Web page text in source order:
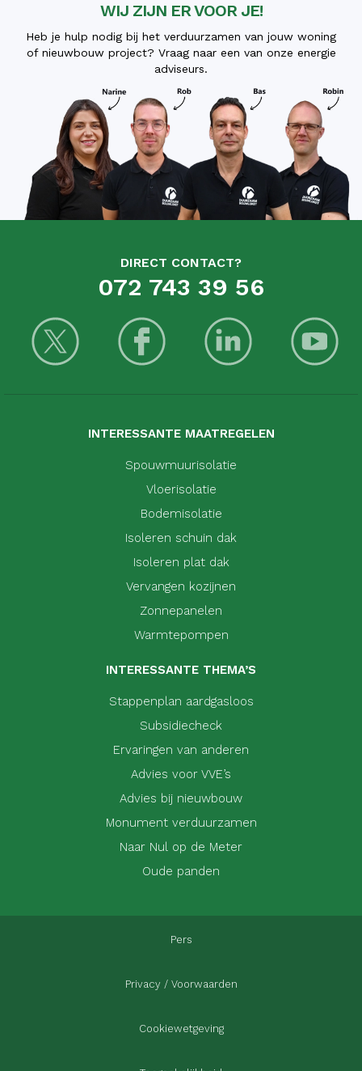
WIJ ZIJN ER VOOR JE!
Heb je hulp nodig bij het verduurzamen van jouw woning
of nieuwbouw project? Vraag naar een van onze energie
adviseurs.
DIRECT CONTACT?
072 743 39 56
INTERESSANTE MAATREGELEN
Spouwmuurisolatie
Vloerisolatie
Bodemisolatie
Isoleren schuin dak
Isoleren plat dak
Vervangen kozijnen
Zonnepanelen
Warmtepompen
INTERESSANTE THEMA’S
Stappenplan aardgasloos
Subsidiecheck
Ervaringen van anderen
Advies voor VVE’s
Advies bij nieuwbouw
Monument verduurzamen
Naar Nul op de Meter
Oude panden
Pers
Privacy / Voorwaarden
Cookiewetgeving